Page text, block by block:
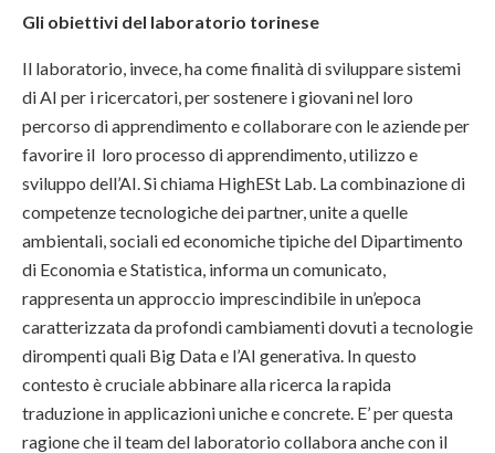
Gli obiettivi del laboratorio torinese
Il laboratorio, invece, ha come finalità di sviluppare sistemi
di AI per i ricercatori, per sostenere i giovani nel loro
percorso di apprendimento e collaborare con le aziende per
favorire il loro processo di apprendimento, utilizzo e
sviluppo dell’AI. Si chiama HighESt Lab. La combinazione di
competenze tecnologiche dei partner, unite a quelle
ambientali, sociali ed economiche tipiche del Dipartimento
di Economia e Statistica, informa un comunicato,
rappresenta un approccio imprescindibile in un’epoca
caratterizzata da profondi cambiamenti dovuti a tecnologie
dirompenti quali Big Data e l’AI generativa. In questo
contesto è cruciale abbinare alla ricerca la rapida
traduzione in applicazioni uniche e concrete. E’ per questa
ragione che il team del laboratorio collabora anche con il